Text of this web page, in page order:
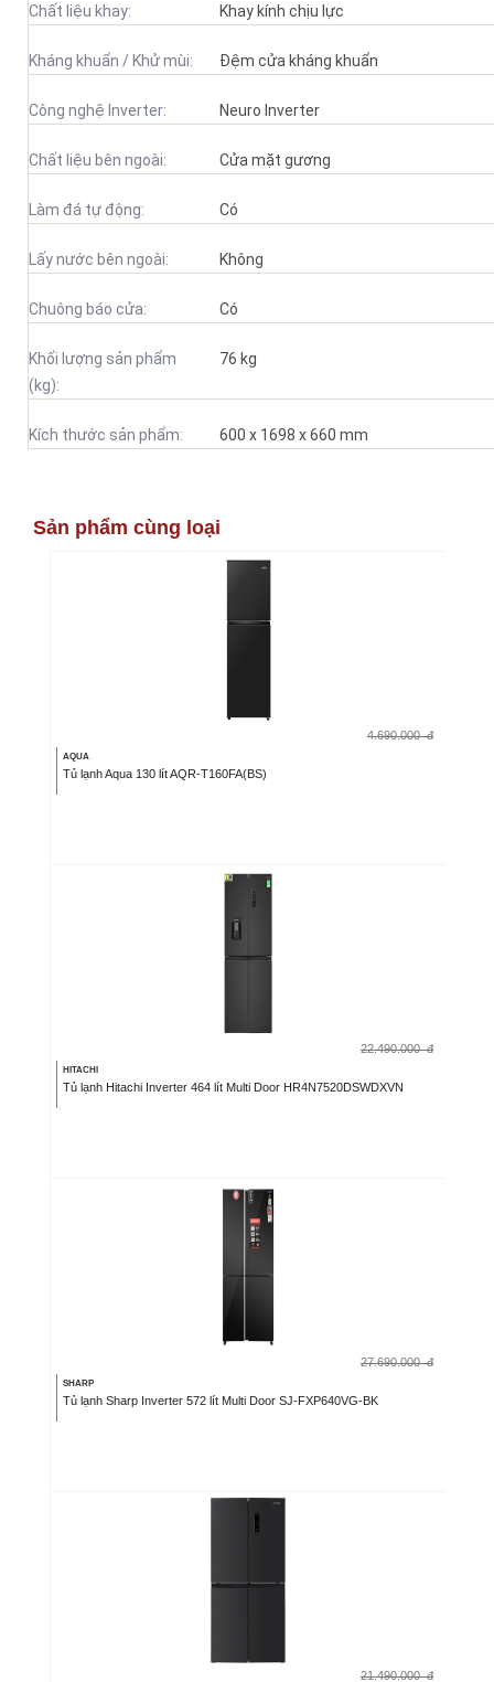
Chất liệu khay: Khay kính chịu lực
Kháng khuẩn / Khử mùi: Đệm cửa kháng khuẩn
Công nghệ Inverter: Neuro Inverter
Chất liệu bên ngoài: Cửa mặt gương
Làm đá tự động: Có
Lấy nước bên ngoài: Không
Chuông báo cửa: Có
Khối lượng sản phẩm
(kg):
76 kg
Kích thước sản phẩm: 600 x 1698 x 660 mm
Sản phẩm cùng loại
4.690.000 đ
AQUA
Tủ lạnh Aqua 130 lít AQR-T160FA(BS)
22.490.000 đ
HITACHI
Tủ lạnh Hitachi Inverter 464 lít Multi Door HR4N7520DSWDXVN
27.690.000 đ
SHARP
Tủ lạnh Sharp Inverter 572 lít Multi Door SJ-FXP640VG-BK
21.490.000 đ